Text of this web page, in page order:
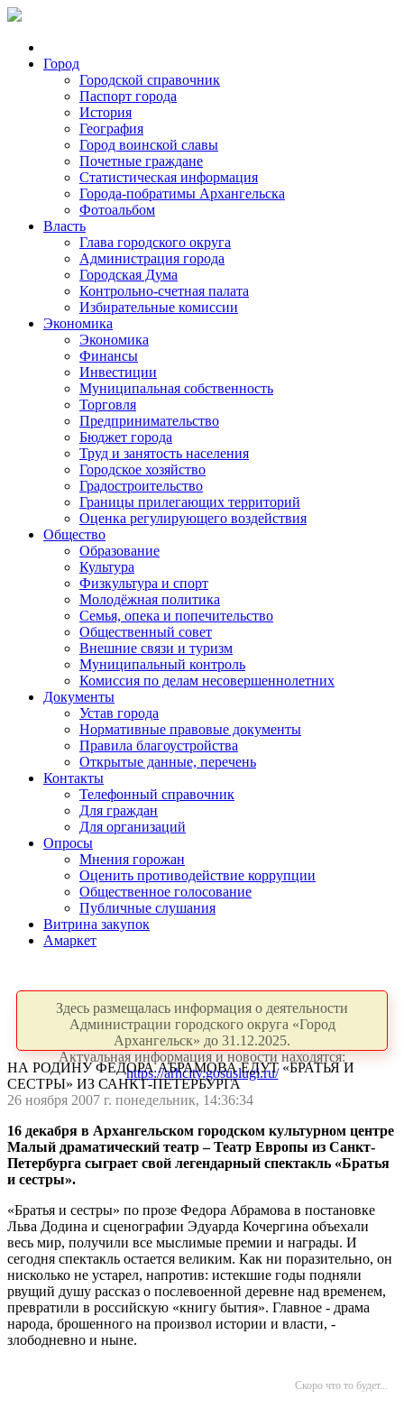
Город
Городской справочник
Паспорт города
История
География
Город воинской славы
Почетные граждане
Статистическая информация
Города-побратимы Архангельска
Фотоальбом
Власть
Глава городского округа
Администрация города
Городская Дума
Контрольно-счетная палата
Избирательные комиссии
Экономика
Экономика
Финансы
Инвестиции
Муниципальная собственность
Торговля
Предпринимательство
Бюджет города
Труд и занятость населения
Городское хозяйство
Градостроительство
Границы прилегающих территорий
Оценка регулирующего воздействия
Общество
Образование
Культура
Физкультура и спорт
Молодёжная политика
Семья, опека и попечительство
Общественный совет
Внешние связи и туризм
Муниципальный контроль
Комиссия по делам несовершеннолетних
Документы
Устав города
Нормативные правовые документы
Правила благоустройства
Открытые данные, перечень
Контакты
Телефонный справочник
Для граждан
Для организаций
Опросы
Мнения горожан
Оценить противодействие коррупции
Общественное голосование
Публичные слушания
Витрина закупок
Амаркет
Здесь размещалась информация о деятельности
Администрации городского округа «Город
Архангельск» до 31.12.2025.
Актуальная информация и новости находятся:
https://arhcity.gosuslugi.ru/
НА РОДИНУ ФЕДОРА АБРАМОВА ЕДУТ «БРАТЬЯ И
СЕСТРЫ» ИЗ САНКТ-ПЕТЕРБУРГА
26 ноября 2007 г. понедельник, 14:36:34
16 декабря в Архангельском городском культурном центре
Малый драматический театр – Театр Европы из Санкт-
Петербурга сыграет свой легендарный спектакль «Братья
и сестры».
«Братья и сестры» по прозе Федора Абрамова в постановке
Льва Додина и сценографии Эдуарда Кочергина объехали
весь мир, получили все мыслимые премии и награды. И
сегодня спектакль остается великим. Как ни поразительно, он
нисколько не устарел, напротив: истекшие годы подняли
рвущий душу рассказ о послевоенной деревне над временем,
превратили в российскую «книгу бытия». Главное - драма
народа, брошенного на произвол истории и власти, -
злободневно и ныне.
Скоро что то будет...